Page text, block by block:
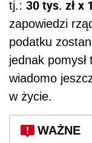
tj.: 30 tys. zł x
zapowiedzi
podatku
jednak
wiadomo
w życie.
WAŻNE